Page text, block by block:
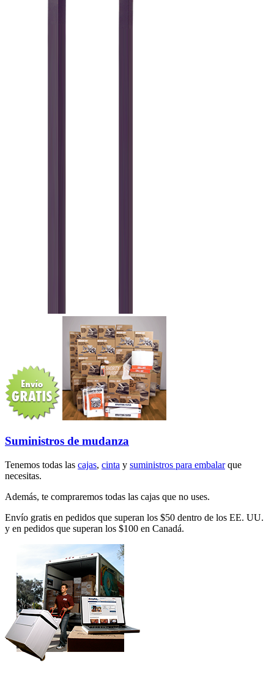
Suministros de mudanza
Tenemos todas las cajas, cinta y suministros para embalarque
necesitas.
Además, te compraremos todas las cajas que no uses.
Envío gratis en pedidos que superan los $50 dentro de los EE. UU.
y en pedidos que superan los $100 en Canadá.